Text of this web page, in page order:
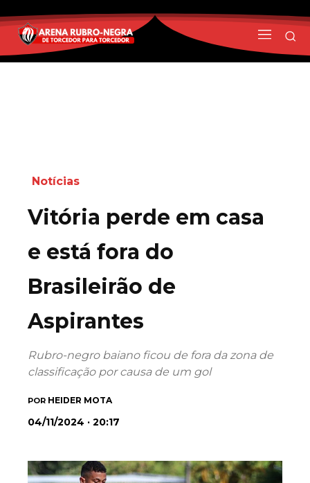
Notícias
Vitória perde em casa
e está fora do
Brasileirão de
Aspirantes
Rubro-negro baiano ficou de fora da zona de
classificação por causa de um gol
POR HEIDER MOTA
04/11/2024 · 20:17